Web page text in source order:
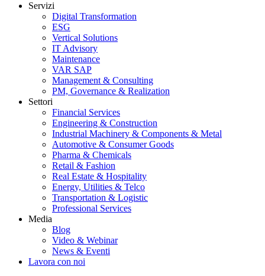
Servizi
Digital Transformation
ESG
Vertical Solutions
IT Advisory
Maintenance
VAR SAP
Management & Consulting
PM, Governance & Realization
Settori
Financial Services
Engineering & Construction
Industrial Machinery & Components & Metal
Automotive & Consumer Goods
Pharma & Chemicals
Retail & Fashion
Real Estate & Hospitality
Energy, Utilities & Telco
Transportation & Logistic
Professional Services
Media
Blog
Video & Webinar
News & Eventi
Lavora con noi